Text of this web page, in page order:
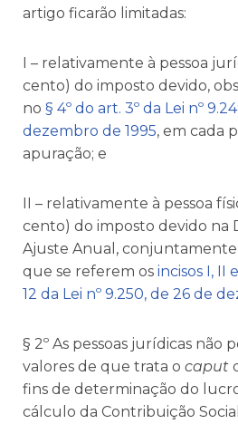
artigo ficarão limitadas:
I – relativamente à pessoa
cento) do imposto devido,
no § 4º do art. 3º da Lei nº
dezembro de 1995, em cada
apuração; e
II – relativamente à pessoa
cento) do imposto devido na
Ajuste Anual, conjuntamente
que se referem os incisos I, II
12 da Lei nº 9.250, de 26 de
§ 2º As pessoas jurídicas não
valores de que trata o caput
fins de determinação do
cálculo da Contribuição